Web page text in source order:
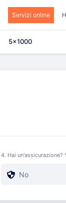
Servizi online
5×1000
4. Hai un'assicurazione?